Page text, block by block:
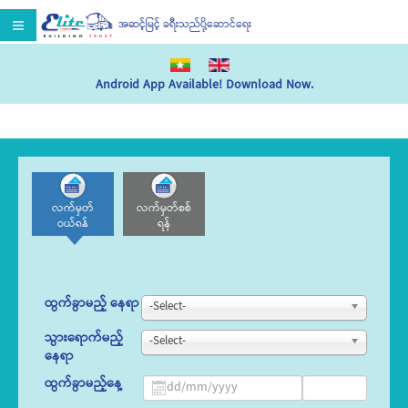
အဆင့်မြင့် ခရီးသည်ပို့ဆောင်ရေး
Android App Available! Download Now.
လက်မှတ်
ဝယ်ရန်
လက်မှတ်စစ်
ရန်
ထွက်ခွာမည့် နေရာ -Select-
သွားရောက်မည့်
နေရာ
-Select-
ထွက်ခွာမည့်နေ့